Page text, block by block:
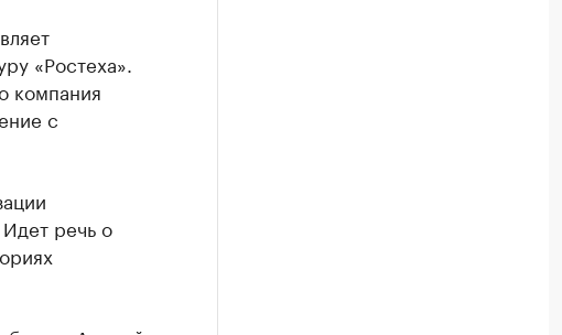
«Ростеха».
компания
с
речь о